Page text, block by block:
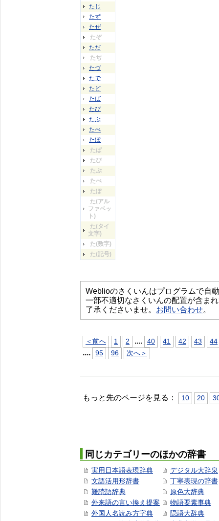
たじ
たず
たぜ
たぞ
ただ
たぢ
たづ
たで
たど
たば
たび
たぶ
たべ
たぼ
たぱ
たぴ
たぷ
たぺ
たぽ
た(アル
ファベッ
ト)
た(タイ
文字)
た(数字)
た(記号)
Weblioのさくいんはプログラムで自
一部不適切なさくいんの配置が含ま
了承くださいませ。 お問い合わせ。
＜前へ 1 2 .... 40 41 42 43 44
.... 95 96 次へ＞
もっと先のページを見る： 10 20
同じカテゴリーのほかの辞書
実用日本語表現辞典
文語活用形辞書
難読語辞典
外来語の言い換え提案
外国人名読み方字典
デジタル大辞泉
丁寧表現の辞書
原色大辞典
物語要素事典
隠語大辞典